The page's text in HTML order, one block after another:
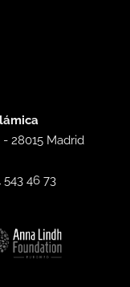
-28015 Madrid
543 46 73